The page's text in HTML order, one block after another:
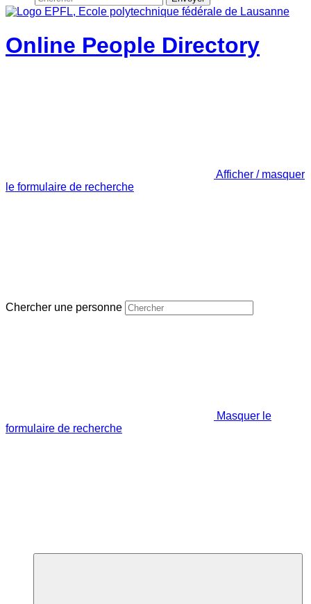
Online People Directory
Afficher / masquer
le formulaire de recherche
Chercher une personne
Masquer le
formulaire de recherche